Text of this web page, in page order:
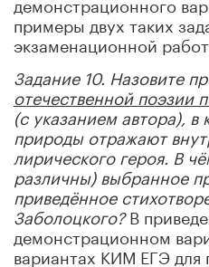
примеры двух таких
экзаменационной
Задание 10. Назовите
отечественной поэзии
(с указанием автора),
природы отражают
лирического героя. В
различны) выбранное
приведённое
Заболоцкого?В
демонстрационном
вариантах КИМ ЕГЭ для